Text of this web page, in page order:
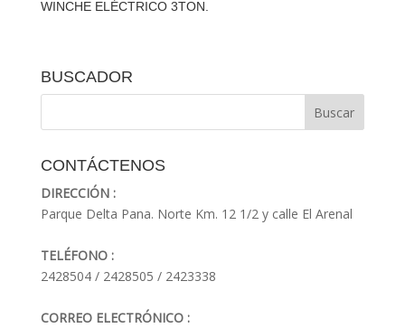
WINCHE ELÉCTRICO 3TON.
BUSCADOR
CONTÁCTENOS
DIRECCIÓN :
Parque Delta Pana. Norte Km. 12 1/2 y calle El Arenal
TELÉFONO :
2428504 / 2428505 / 2423338
CORREO ELECTRÓNICO :